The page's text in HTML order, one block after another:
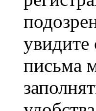
увидите
письма